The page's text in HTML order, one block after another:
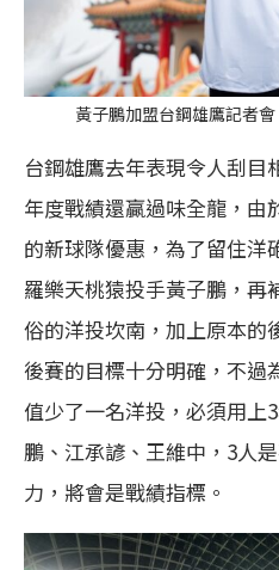
黃子鵬加盟台鋼雄鷹記者會
台鋼雄鷹去年表現令人刮目
年度戰績還贏過味全龍，由
的新球隊優惠，為了留住洋
羅樂天桃猿投手黃子鵬，再
俗的洋投坎南，加上原本的
後賽的目標十分明確，不過
值少了一名洋投，必須用上
鵬、江承諺、王維中，3人
力，將會是戰績指標。